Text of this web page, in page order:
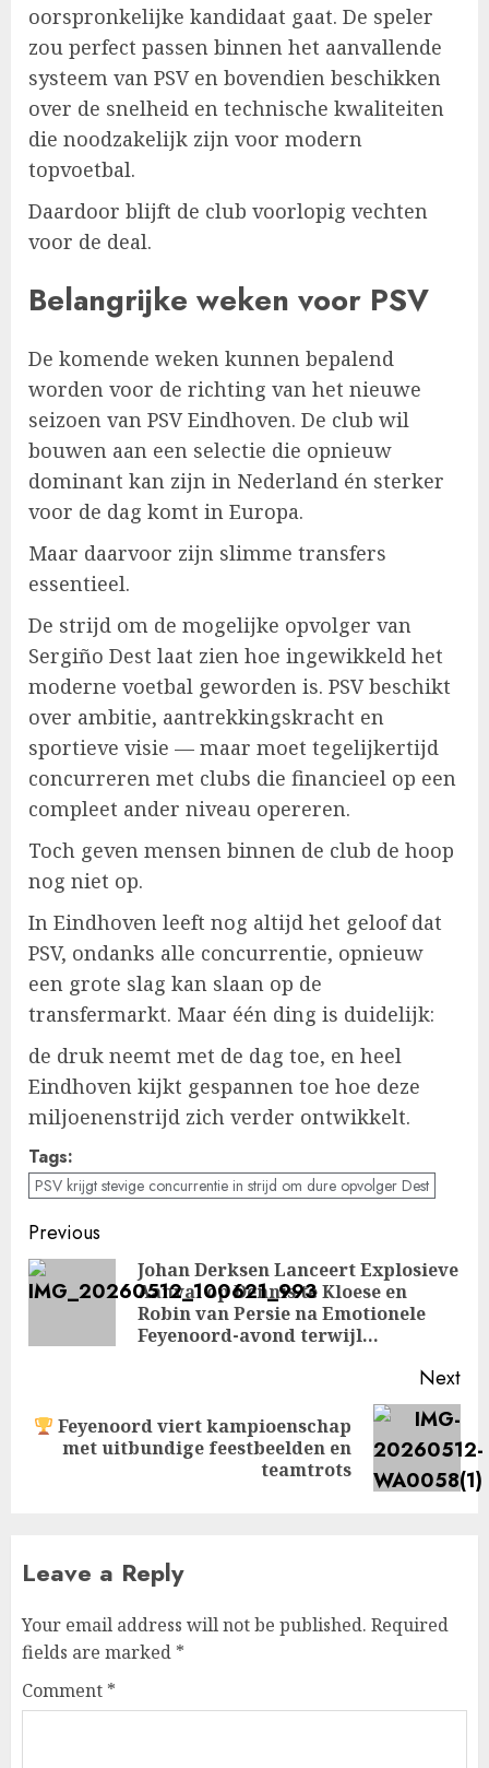
oorspronkelijke kandidaat gaat. De speler
zou perfect passen binnen het aanvallende
systeem van PSV en bovendien beschikken
over de snelheid en technische kwaliteiten
die noodzakelijk zijn voor modern
topvoetbal.
Daardoor blijft de club voorlopig vechten
voor de deal.
Belangrijke weken voor PSV
De komende weken kunnen bepalend
worden voor de richting van het nieuwe
seizoen van PSV Eindhoven. De club wil
bouwen aan een selectie die opnieuw
dominant kan zijn in Nederland én sterker
voor de dag komt in Europa.
Maar daarvoor zijn slimme transfers
essentieel.
De strijd om de mogelijke opvolger van
Sergiño Dest laat zien hoe ingewikkeld het
moderne voetbal geworden is. PSV beschikt
over ambitie, aantrekkingskracht en
sportieve visie — maar moet tegelijkertijd
concurreren met clubs die financieel op een
compleet ander niveau opereren.
Toch geven mensen binnen de club de hoop
nog niet op.
In Eindhoven leeft nog altijd het geloof dat
PSV, ondanks alle concurrentie, opnieuw
een grote slag kan slaan op de
transfermarkt. Maar één ding is duidelijk:
de druk neemt met de dag toe, en heel
Eindhoven kijkt gespannen toe hoe deze
miljoenenstrijd zich verder ontwikkelt.
Tags:
PSV krijgt stevige concurrentie in strijd om dure opvolger Dest
Post
navigation
Previous
Johan Derksen Lanceert Explosieve
Aanval op Dennis te Kloese en
Robin van Persie na Emotionele
Feyenoord-avond terwijl…
Next
Next
Feyenoord viert kampioenschap
met uitbundige feestbeelden en
teamtrots
Leave a Reply
Your email address will not be published. Required
fields are marked *
Comment *